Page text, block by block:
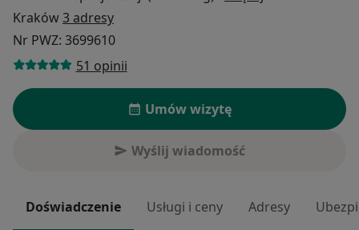
Kraków3 adresy
Nr PWZ: 3699610
51 opinii
Umów wizytę
Wyślij wiadomość
Doświadczenie Usługi i ceny Adresy